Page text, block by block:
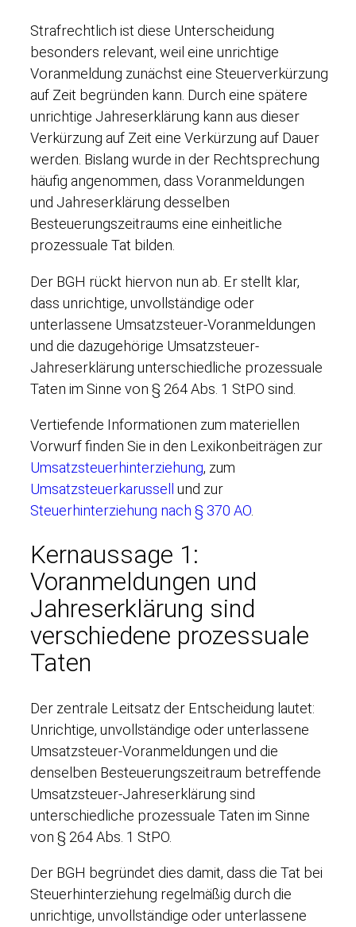
Strafrechtlich ist diese Unterscheidung
besonders relevant, weil eine unrichtige
Voranmeldung zunächst eine Steuerverkürzung
auf Zeit begründen kann. Durch eine spätere
unrichtige Jahreserklärung kann aus dieser
Verkürzung auf Zeit eine Verkürzung auf Dauer
werden. Bislang wurde in der Rechtsprechung
häufig angenommen, dass Voranmeldungen
und Jahreserklärung desselben
Besteuerungszeitraums eine einheitliche
prozessuale Tat bilden.
Der BGH rückt hiervon nun ab. Er stellt klar,
dass unrichtige, unvollständige oder
unterlassene Umsatzsteuer-Voranmeldungen
und die dazugehörige Umsatzsteuer-
Jahreserklärung unterschiedliche prozessuale
Taten im Sinne von § 264 Abs. 1 StPO sind.
Vertiefende Informationen zum materiellen
Vorwurf finden Sie in den Lexikonbeiträgen zur
Umsatzsteuerhinterziehung, zum
Umsatzsteuerkarussell
und zur
Steuerhinterziehung nach § 370 AO
Kernaussage 1:
Voranmeldungen und
Jahreserklärung sind
verschiedene prozessuale
Taten
Der zentrale Leitsatz der Entscheidung lautet:
Unrichtige, unvollständige oder unterlassene
Umsatzsteuer-Voranmeldungen und die
denselben Besteuerungszeitraum betreffende
Umsatzsteuer-Jahreserklärung sind
unterschiedliche prozessuale Taten im Sinne
von § 264 Abs. 1 StPO.
Der BGH begründet dies damit, dass die Tat bei
Steuerhinterziehung regelmäßig durch die
unrichtige, unvollständige oder unterlassene